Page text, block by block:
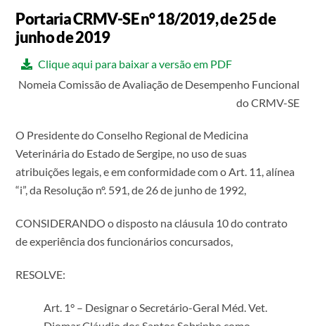
Portaria CRMV-SE n° 18/2019, de 25 de
junho de 2019
Clique aqui para baixar a versão em PDF
Nomeia Comissão de Avaliação de Desempenho Funcional
do CRMV-SE
O Presidente do Conselho Regional de Medicina
Veterinária do Estado de Sergipe, no uso de suas
atribuições legais, e em conformidade com o Art. 11, alínea
“i”, da Resolução nº. 591, de 26 de junho de 1992,
CONSIDERANDO o disposto na cláusula 10 do contrato
de experiência dos funcionários concursados,
RESOLVE:
Art. 1° – Designar o Secretário-Geral Méd. Vet.